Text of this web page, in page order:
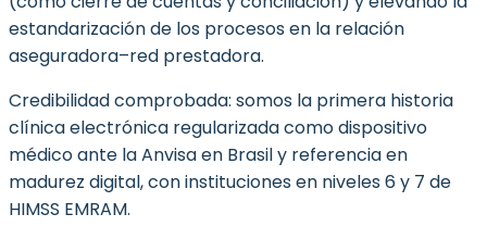
estandarización de los procesos en la relación
aseguradora–red prestadora.
Credibilidad comprobada: somos la primera historia
clínica electrónica regularizada como dispositivo
médico ante la Anvisa en Brasil y referencia en
madurez digital, con instituciones en niveles 6 y 7 de
HIMSS EMRAM.